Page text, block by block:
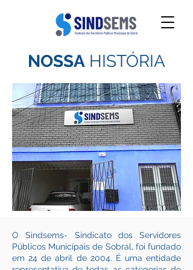
NOSSA HISTÓRIA
O Sindsems- Sindicato dos Servidores
Públicos Municipais de Sobral, foi fundado
em 24 de abril de 2004. É uma entidade